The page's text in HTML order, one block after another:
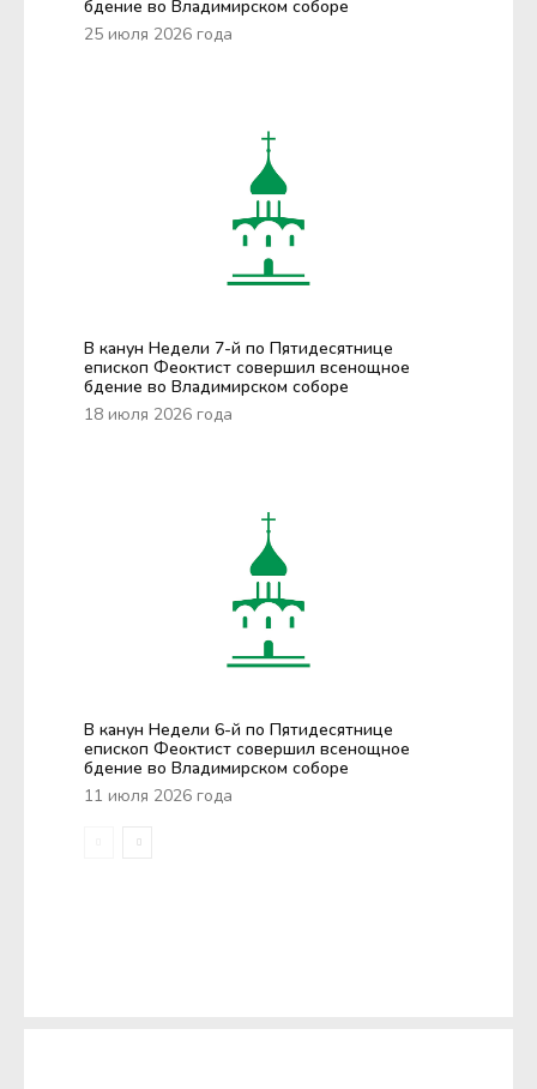
бдение во Владимирском соборе
25 июля 2026 года
В канун Недели 7-й по Пятидесятнице
епископ Феоктист совершил всенощное
бдение во Владимирском соборе
18 июля 2026 года
В канун Недели 6-й по Пятидесятнице
епископ Феоктист совершил всенощное
бдение во Владимирском соборе
11 июля 2026 года